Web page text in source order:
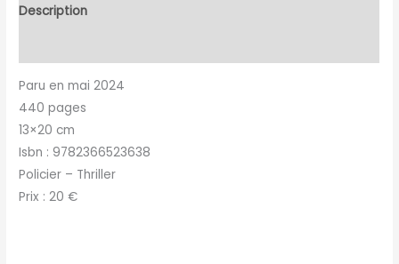
Description
Paru en mai 2024
440 pages
13×20 cm
Isbn : 9782366523638
Policier – Thriller
Prix : 20 €